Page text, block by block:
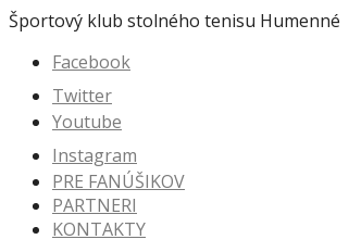
Prejsť
obsah
Športový klub stolného tenisu Humenné
Facebook
Twitter
Youtube
Instagram
PRE FANÚŠIKOV
PARTNERI
KONTAKTY